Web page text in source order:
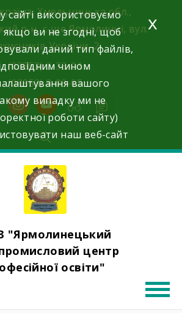
Хмельницька обл.,
р-н, с-ще Ярмолинці, вул.
України, 2
(03853) 2-33-01
(03853) 3-03-05
instagram
youtube
"Ярмолинецький
центр
освіти"
використовуємо
ви не згодні, щоб
даний тип файлів,
чином
вашого
випадку ми не
роботи сайту)
наш веб-сайт
x